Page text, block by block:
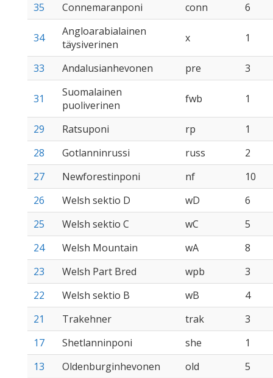
35
Connemaranponi conn 6
34
Angloarabialainen
täysiverinen
x 1
33 Andalusianhevonen pre 3
31
Suomalainen
puoliverinen
fwb 1
29 Ratsuponi rp
1
28
Gotlanninrussi russ
2
27
Newforestinponi nf
10
26
Welsh sektio D wD
6
25
Welsh sektio C wC
5
24
Welsh Mountain wA
8
23
Welsh Part Bred wpb
3
22
Welsh sektio B wB
4
21
Trakehner trak
3
17
Shetlanninponi she
1
13
Oldenburginhevonen old
5